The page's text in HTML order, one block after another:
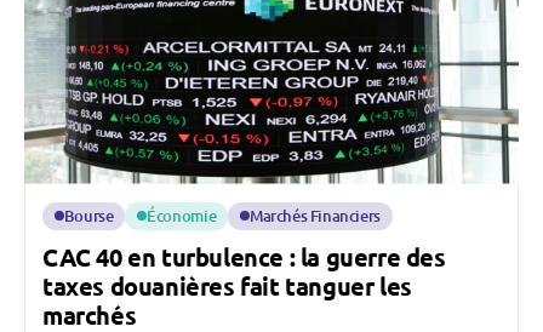
Bourse Économie Marchés Financiers
CAC 40 en turbulence : la guerre des
taxes douanières fait tanguer les
marchés